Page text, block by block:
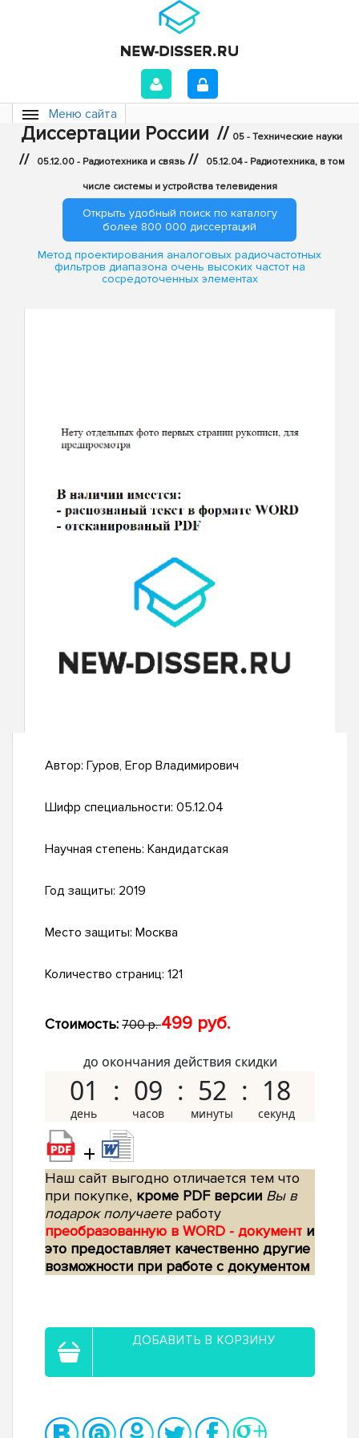
Меню сайта
Диссертации России // 05 - Технические науки
// 05.12.00 - Радиотехника и связь // 05.12.04 - Радиотехника, в том
числе системы и устройства телевидения
Открыть удобный поиск по каталогу
более 800 000 диссертаций
Метод проектирования аналоговых радиочастотных
фильтров диапазона очень высоких частот на
сосредоточенных элементах
Автор: Гуров, Егор Владимирович
Шифр специальности: 05.12.04
Научная степень: Кандидатская
Год защиты: 2019
Место защиты: Москва
Количество страниц: 121
Стоимость: 700 р.499 руб.
до окончания действия скидки
01 09 52 17
+
Наш сайт выгодно отличается тем что
при покупке, кроме PDF версии Вы в
подарок получаетеработу
преобразованную в WORD - документ и
это предоставляет качественно другие
возможности при работе с документом
ДОБАВИТЬ В КОРЗИНУ